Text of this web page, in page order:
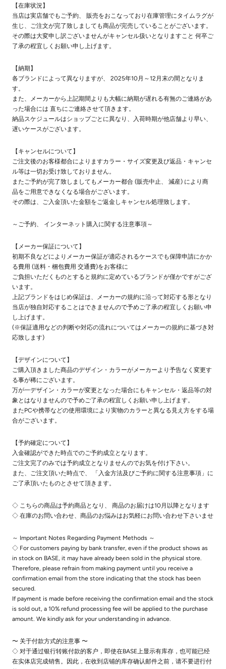
【在庫状況】
当店は実店舗でもご予約、 販売をおこなっており在庫管理にタイムラグが
生じ、ご注文が完了致しましても商品が完売していることがございます。
その際は大変申し訳ございませんがキャンセル扱いとなりますこと 何卒ご
了承の程宜しくお願い申し上げます。
【納期】
各ブランドによって異なりますが、 2025年10月～12月末の間となりま
す。
また、メーカーから上記期間よりも大幅に納期が遅れる有無のご連絡があ
った場合には 直ちにご連絡させて頂きます。
納品スケジュールはショップごとに異なり、入荷時期が他店舗より早い、
遅いケースがございます。
【キャンセルについて】
ご注文後のお客様都合によりますカラー・サイズ変更及び返品・キャンセ
ル等は一切お受け致しておりません。
またご予約が完了致しましてもメーカー都合 (販売中止、 減産) により商
品をご用意できなくなる場合がございます。
その際は、ご入金頂いた金額をご返金しキャンセル処理致します。
～ご予約、 インターネット購入に関する注意事項～
【メーカー保証について】
初期不良などによりメーカー保証が適応されるケースでも保障申請にかか
る費用 (送料・梱包費用 交通費)をお客様に
ご負担いただくものとすると規約に定めているブランドが僅かですがござ
います。
上記ブランドをはじめ保証は、メーカーの規約に沿って対応する形となり
当店が独自対応することはできませんので予めご了承の程宜しくお願い申
し上げます。
(※保証適用などの判断や対応の流れについてはメーカーの規約に基づき対
応致します)
【デザインについて】
ご購入頂きました商品のデザイン・カラーがメーカーより予告なく変更す
る事が稀にございます。
万が一デザイン・カラーが変更となった場合にもキャンセル・返品等の対
象とはなりませんので予めご了承の程宜しくお願い申し上げます。
またPCや携帯などの使用環境により実物のカラーと異なる見え方をする場
合がございます。
【予約確定について】
入金確認ができた時点でのご予約成立となります。
ご注文完了のみでは予約成立となりませんのでお気を付け下さい。
また、ご注文頂いた時点で、 「入金方法及びご予約に関する注意事項」に
ご了承頂いたものとさせて頂きます。
◇ こちらの商品は予約商品となり、 商品のお届けは10月以降となります
◇ 在庫のお問い合わせ、商品のお悩みはお気軽にお問い合わせ下さいませ
～ Important Notes Regarding Payment Methods ～
◇ For customers paying by bank transfer, even if the product shows as
in stock on BASE, it may have already been sold in the physical store.
Therefore, please refrain from making payment until you receive a
confirmation email from the store indicating that the stock has been
secured.
If payment is made before receiving the confirmation email and the stock
is sold out, a 10% refund processing fee will be applied to the purchase
amount. We kindly ask for your understanding in advance.
〜 关于付款方式的注意事 〜
◇ 对于通过银行转账付款的客户，即使在BASE上显示有库存，也可能已经
在实体店完成销售。因此，在收到店铺的库存确认邮件之前，请不要进行付